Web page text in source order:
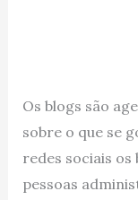
Os blogs são
sobre o que se
redes sociais
pessoas